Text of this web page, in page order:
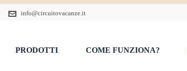
info@circuitovacanze.it
PRODOTTI COME FUNZIONA?